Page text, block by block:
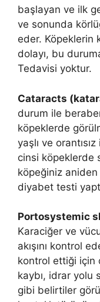
başlayan ve ilk
ve sonunda
eder. Köpeklerin
dolayı, bu
Tedavisi yoktur.
Cataracts
durum ile
köpeklerde
yaşlı ve
cinsi köpeklerde
köpeğiniz
diyabet testi
Portosystemic
Karaciğer ve
akışını kontrol
kontrol ettiği için
kaybı, idrar yolu
gibi belirtiler